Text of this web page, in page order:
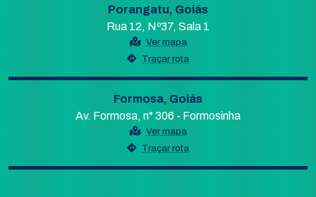
Porangatu, Goiás
Rua 12, Nº37, Sala 1
Ver mapa
Traçar rota
Formosa, Goiás
Av. Formosa, n° 306 - Formosinha
Ver mapa
Traçar rota